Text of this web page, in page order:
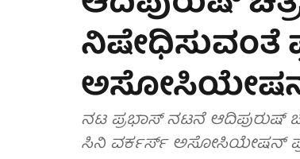
ನಿಷೇಧಿಸುವಂತೆ
ಅಸೋಸಿಯೇಷನ್
ನಟ ಪ್ರಭಾಸ್ ನಟನೆ ಆದಿಪುರುಷ್
ಸಿನಿ ವರ್ಕರ್ಸ್ ಅಸೋಸಿಯೇಷನ್